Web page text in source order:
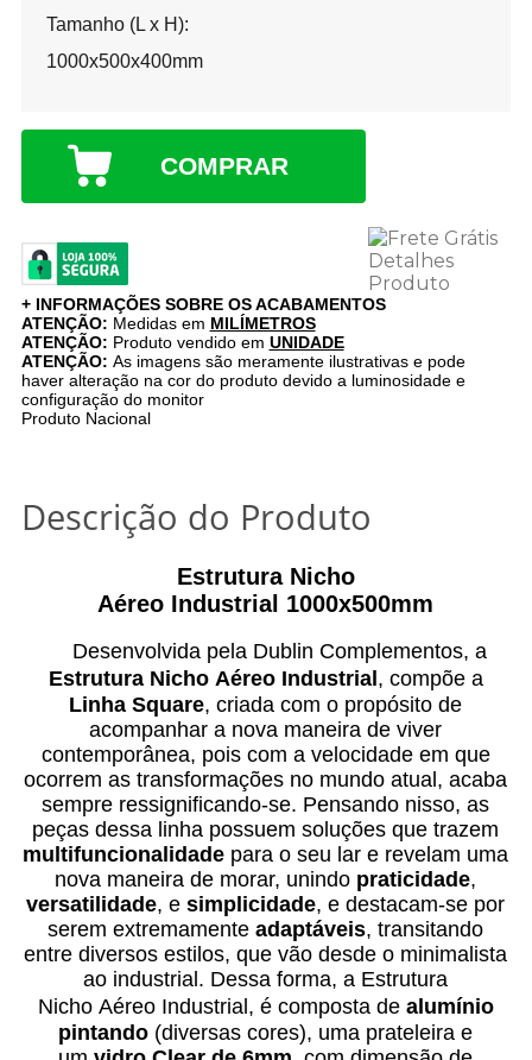
Tamanho (L x H):
1000x500x400mm
COMPRAR
+ INFORMAÇÕES SOBRE OS ACABAMENTOS
ATENÇÃO: Medidas em MILÍMETROS
ATENÇÃO: Produto vendido em UNIDADE
ATENÇÃO: As imagens são meramente ilustrativas e pode
haver alteração na cor do produto devido a luminosidade e
configuração do monitor
Produto Nacional
Descrição do Produto
Estrutura Nicho
Aéreo Industrial 1000x500mm
Desenvolvida pela Dublin Complementos, a
Estrutura Nicho Aéreo Industrial, compõe a
Linha Square, criada com o propósito de
acompanhar a nova maneira de viver
contemporânea, pois com a velocidade em que
ocorrem as transformações no mundo atual, acaba
sempre ressignificando-se. Pensando nisso, as
peças dessa linha possuem soluções que trazem
multifuncionalidade para o seu lar e revelam uma
nova maneira de morar, unindo praticidade,
versatilidade, esimplicidade, e destacam-se por
serem extremamente adaptáveis, transitando
entre diversos estilos, que vão desde o minimalista
ao industrial. Dessa forma, a Estrutura
Nicho Aéreo Industrial, é composta de alumínio
pintando (diversas cores), uma prateleira e